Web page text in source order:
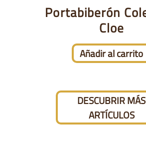
Portabiberón
Cloe
Añadir al carrito
DESCUBRIR MÁS
ARTÍCULOS